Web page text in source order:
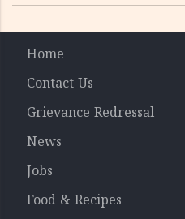
Home
Contact Us
Grievance Redressal
News
Jobs
Food & Recipes